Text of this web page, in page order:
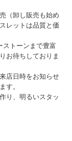
（卸し販売も始め
レットは品質と価
ストーンまで豊富
お待ちしておりま
店日時をお知らせ
す。
り、明るいスタッ